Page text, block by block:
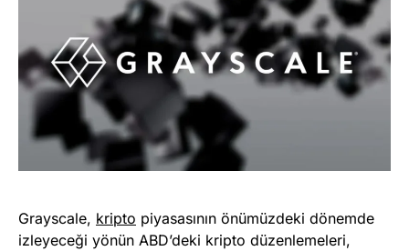
Grayscale, kripto piyasasının önümüzdeki dönemde
izleyeceği yönün ABD’deki kripto düzenlemeleri,